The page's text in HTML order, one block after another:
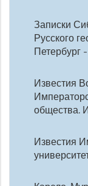
Записки
Русского
Петербург
Известия
общества.
Известия